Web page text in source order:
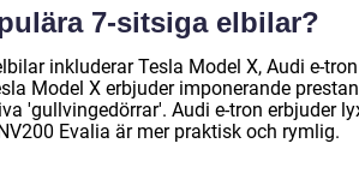
7-sitsiga elbilar?
inkluderar Tesla Model X, Audi e-
Model X erbjuder imponerande
'gullvingedörrar'. Audi e-tron erbjuder
Evalia är mer praktisk och rymlig.